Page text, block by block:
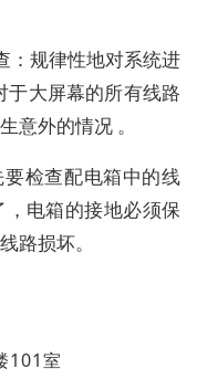
：规律性地对系统进
大屏幕的所有线路
意外的情况 。
检查配电箱中的线
电箱的接地必须保
路损坏。
101室